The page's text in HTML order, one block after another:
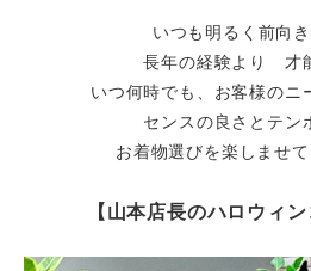
いつも明るく前向
長年の経験より 才
いつ何時でも、お客様のニ
センスの良さとテン
お着物選びを楽しませ
【山本店長のハロウィ